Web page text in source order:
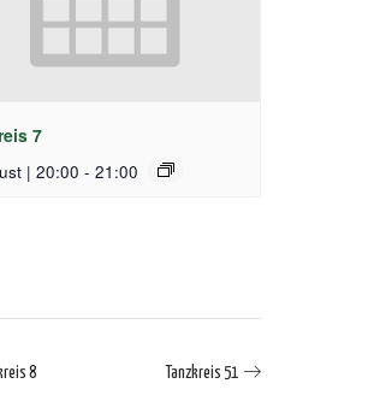
7
| 20:00 - 21:00
8 Tanzkreis 51